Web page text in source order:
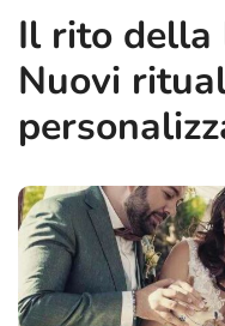
Il rito della
Nuovi